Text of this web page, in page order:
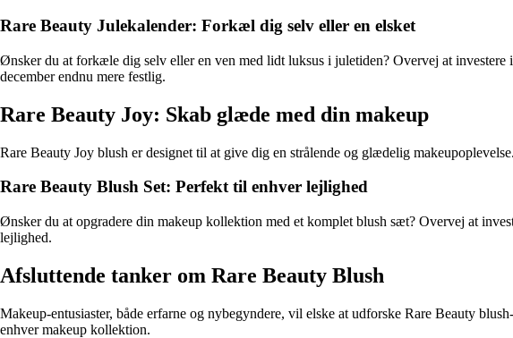
Rare Beauty Julekalender: Forkæl dig selv eller en elsket
Ønsker du at forkæle dig selv eller en ven med lidt luksus i juletiden? Overvej at
december endnu mere festlig.
Rare Beauty Joy: Skab glæde med din makeup
Rare Beauty Joy blush er designet til at give dig en strålende og glædelig
Rare Beauty Blush Set: Perfekt til enhver lejlighed
Ønsker du at opgradere din makeup kollektion med et komplet blush sæt? Overvej at
lejlighed.
Afsluttende tanker om Rare Beauty Blush
Makeup-entusiaster, både erfarne og nybegyndere, vil elske at udforske Rare Beauty
enhver makeup kollektion.